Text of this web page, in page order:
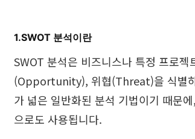
1.SWOT 분석이란
SWOT 분석은 비즈니스나 특정 프로
(Opportunity), 위협(Threat)을 식별하
가 넓은 일반화된 분석 기법이기 때문
으로도 사용됩니다.